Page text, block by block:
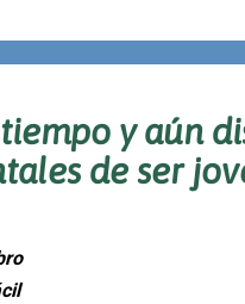
y aún
de ser